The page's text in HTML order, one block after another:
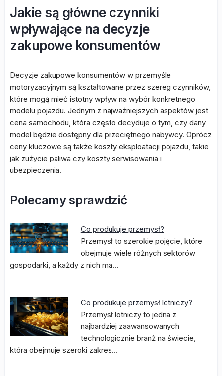
Jakie są główne czynniki
wpływające na decyzje
zakupowe konsumentów
Decyzje zakupowe konsumentów w przemyśle
motoryzacyjnym są kształtowane przez szereg czynników,
które mogą mieć istotny wpływ na wybór konkretnego
modelu pojazdu. Jednym z najważniejszych aspektów jest
cena samochodu, która często decyduje o tym, czy dany
model będzie dostępny dla przeciętnego nabywcy. Oprócz
ceny kluczowe są także koszty eksploatacji pojazdu, takie
jak zużycie paliwa czy koszty serwisowania i
ubezpieczenia.
Polecamy sprawdzić
Co produkuje przemysł?
Przemysł to szerokie pojęcie, które
obejmuje wiele różnych sektorów
gospodarki, a każdy z nich ma…
Co produkuje przemysł lotniczy?
Przemysł lotniczy to jedna z
najbardziej zaawansowanych
technologicznie branż na świecie,
która obejmuje szeroki zakres…